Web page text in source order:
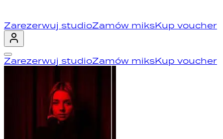
Zarezerwuj studioZamów miksKup voucher
Zarezerwuj studioZamów miksKup voucher